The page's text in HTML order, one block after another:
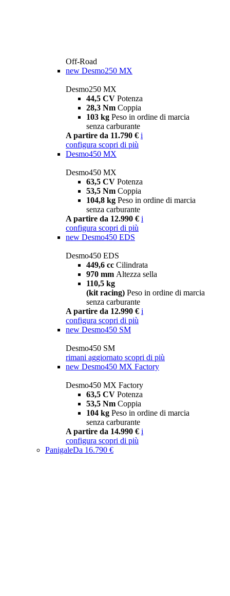
Off-Road
new Desmo250 MX
Desmo250 MX
44,5 CV Potenza
28,3 Nm Coppia
103 kg Peso in ordine di marcia
senza carburante
A partire da 11.790 € i
configura scopri di più
Desmo450 MX
Desmo450 MX
63,5 CV Potenza
53,5 Nm Coppia
104,8 kg Peso in ordine di marcia
senza carburante
A partire da 12.990 € i
configura scopri di più
new Desmo450 EDS
Desmo450 EDS
449,6 cc Cilindrata
970 mm Altezza sella
110,5 kg
(kit racing) Peso in ordine di marcia
senza carburante
A partire da 12.990 € i
configura scopri di più
new Desmo450 SM
Desmo450 SM
rimani aggiornato scopri di più
new Desmo450 MX Factory
Desmo450 MX Factory
63,5 CV Potenza
53,5 Nm Coppia
104 kg Peso in ordine di marcia
senza carburante
A partire da 14.990 € i
configura scopri di più
PanigaleDa 16.790 €